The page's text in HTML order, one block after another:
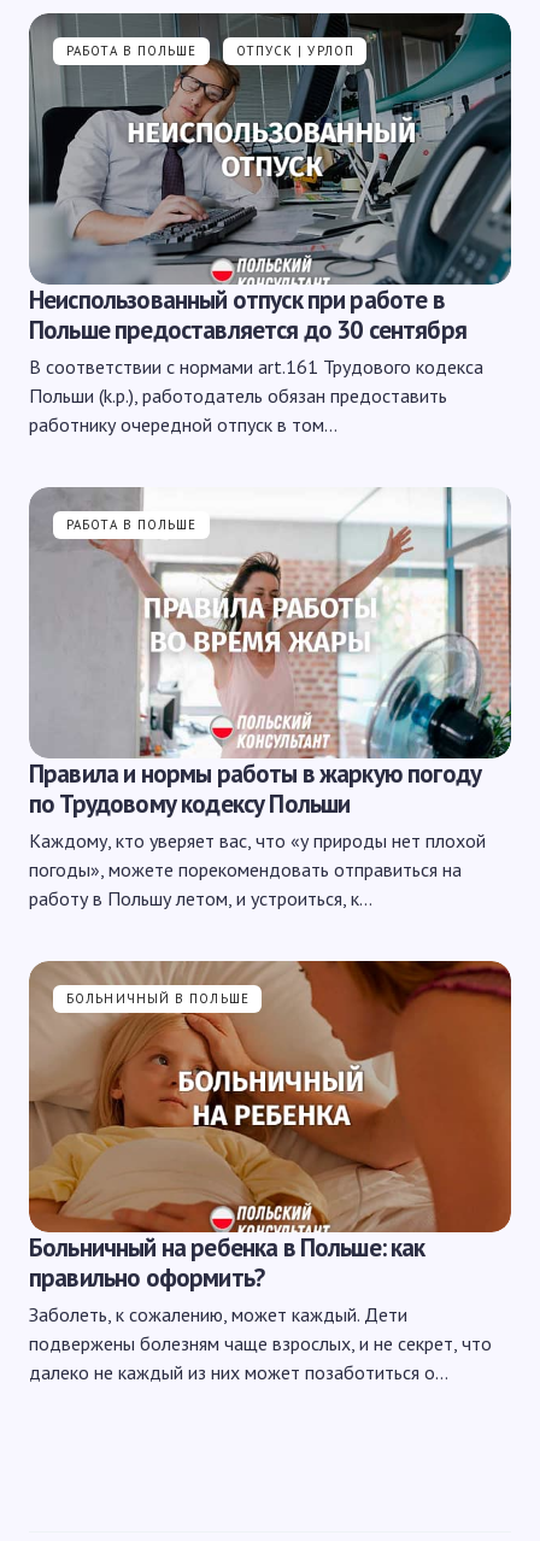
РАБОТА В ПОЛЬШЕ ОТПУСК | УРЛОП
Неиспользованный отпуск при работе в
Польше предоставляется до 30 сентября
В соответствии с нормами art.161 Трудового кодекса
Польши (k.p.), работодатель обязан предоставить
работнику очередной отпуск в том…
РАБОТА В ПОЛЬШЕ
Правила и нормы работы в жаркую погоду
по Трудовому кодексу Польши
Каждому, кто уверяет вас, что «у природы нет плохой
погоды», можете порекомендовать отправиться на
работу в Польшу летом, и устроиться, к…
БОЛЬНИЧНЫЙ В ПОЛЬШЕ
Больничный на ребенка в Польше: как
правильно оформить?
Заболеть, к сожалению, может каждый. Дети
подвержены болезням чаще взрослых, и не секрет, что
далеко не каждый из них может позаботиться о…